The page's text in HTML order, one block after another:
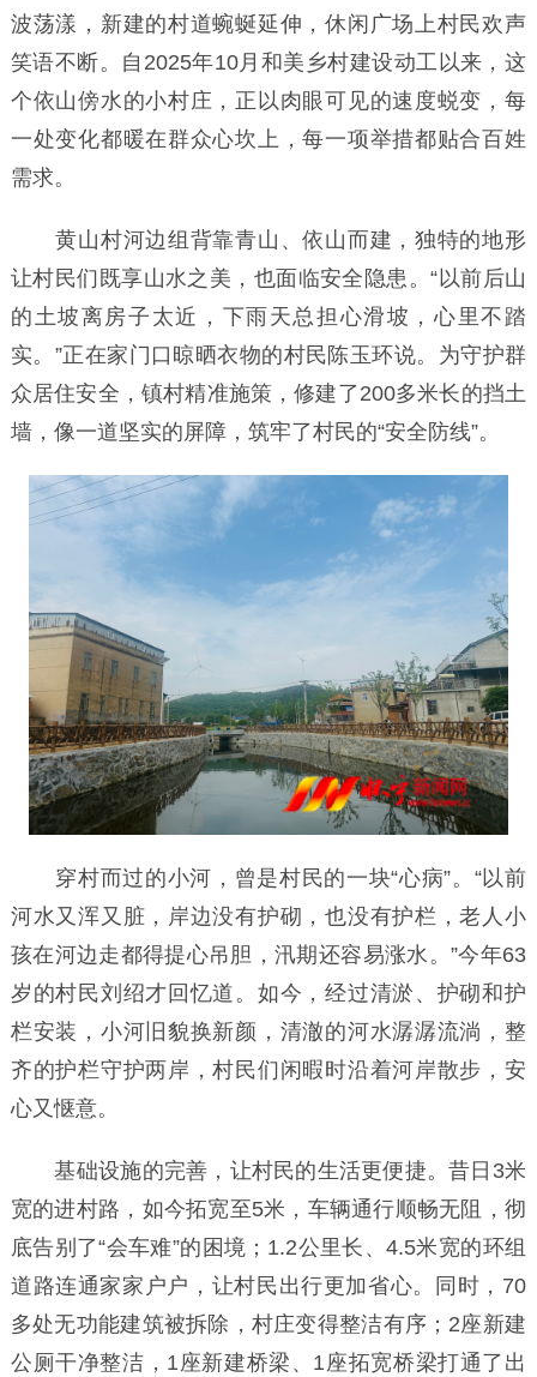
波荡漾，新建的村道蜿蜒延伸，休闲广场上村民欢声
笑语不断。自2025年10月和美乡村建设动工以来，这
个依山傍水的小村庄，正以肉眼可见的速度蜕变，每
一处变化都暖在群众心坎上，每一项举措都贴合百姓
需求。
黄山村河边组背靠青山、依山而建，独特的地形
让村民们既享山水之美，也面临安全隐患。“以前后山
的土坡离房子太近，下雨天总担心滑坡，心里不踏
实。”正在家门口晾晒衣物的村民陈玉环说。为守护群
众居住安全，镇村精准施策，修建了200多米长的挡土
墙，像一道坚实的屏障，筑牢了村民的“安全防线”。
穿村而过的小河，曾是村民的一块“心病”。“以前
河水又浑又脏，岸边没有护砌，也没有护栏，老人小
孩在河边走都得提心吊胆，汛期还容易涨水。”今年63
岁的村民刘绍才回忆道。如今，经过清淤、护砌和护
栏安装，小河旧貌换新颜，清澈的河水潺潺流淌，整
齐的护栏守护两岸，村民们闲暇时沿着河岸散步，安
心又惬意。
基础设施的完善，让村民的生活更便捷。昔日3米
宽的进村路，如今拓宽至5米，车辆通行顺畅无阻，彻
底告别了“会车难”的困境；1.2公里长、4.5米宽的环组
道路连通家家户户，让村民出行更加省心。同时，70
多处无功能建筑被拆除，村庄变得整洁有序；2座新建
公厕干净整洁，1座新建桥梁、1座拓宽桥梁打通了出